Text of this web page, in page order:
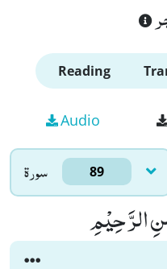
Reading
Audio
سورۃ 89
الرَّحِیْمِ